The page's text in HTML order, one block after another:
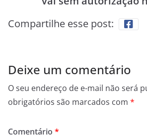
Compartilhe esse post:
Deixe um comentário
O seu endereço de e-mail não será
obrigatórios são marcados com *
Comentário *